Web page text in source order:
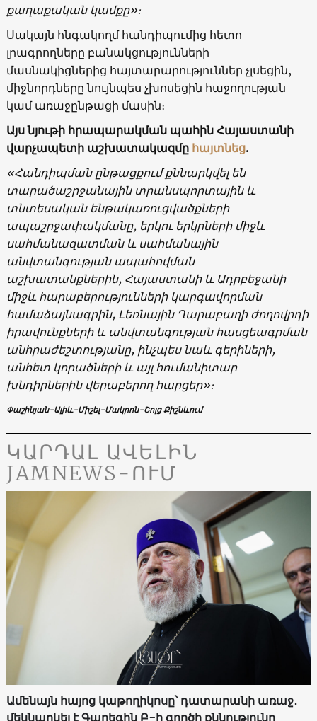
քաղաքական կամքը»։
Սակայն հնգակողմ հանդիպումից հետո
լրագրողները բանակցությունների
մասնակիցներից հայտարարություններ չլսեցին,
միջնորդները նույնպես չխոսեցին հաջողության
կամ առաջընթացի մասին։
Այս նյութի հրապարակման պահին Հայաստանի
վարչապետի աշխատակազմը հայտնեց.
«Հանդիպման ընթացքում քննարկվել են
տարածաշրջանային տրանսպորտային և
տնտեսական ենթակառուցվածքների
ապաշրջափակմանը, երկու երկրների միջև
սահմանազատման և սահմանային
անվտանգության ապահովման
աշխատանքներին, Հայաստանի և Ադրբեջանի
միջև հարաբերությունների կարգավորման
համաձայնագրին, Լեռնային Ղարաբաղի ժողովրդի
իրավունքների և անվտանգության հասցեագրման
անհրաժեշտությանը, ինչպես նաև գերիների,
անհետ կորածների և այլ հումանիտար
խնդիրներին վերաբերող հարցեր»։
Փաշինյան-Ալիև-Միշել-Մակրոն-Շոլց Քիշնևում
ԿԱՐԴԱԼ ԱՎԵԼԻՆ
JAMNEWS-ՈՒՄ
Ամենայն հայոց կաթողիկոսը՝ դատարանի առաջ․
մեկնարկել է Գարեգին Բ-ի գործի քննությունը